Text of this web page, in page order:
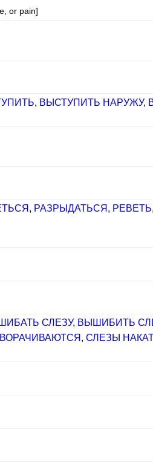
or pain]
, ВЫСТУПИТЬ НАРУЖУ,
, РАЗРЫДАТЬСЯ , РЕВЕТЬ,
СЛЕЗУ, ВЫШИБИТЬ
,СЛЕЗЫ